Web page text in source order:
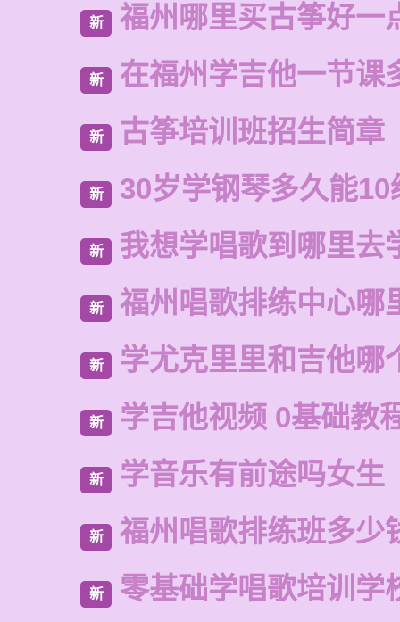
新 福州哪里买古筝好一
新 在福州学吉他一节课
新 古筝培训班招生简章
新 30岁学钢琴多久能10
新 我想学唱歌到哪里去
新 福州唱歌排练中心哪
新 学尤克里里和吉他哪
新 学吉他视频 0基础教
新 学音乐有前途吗女生
新 福州唱歌排练班多少
新 零基础学唱歌培训学